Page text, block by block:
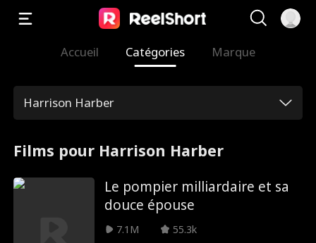
Accueil Catégories Marque
Harrison Harber
Films pour Harrison Harber
Le pompier milliardaire et sa
douce épouse
7.1M
55.3k